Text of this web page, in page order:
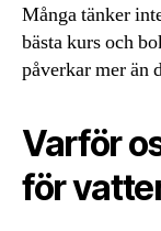
Många tänker
bästa kurs och
påverkar mer än
Varför
för